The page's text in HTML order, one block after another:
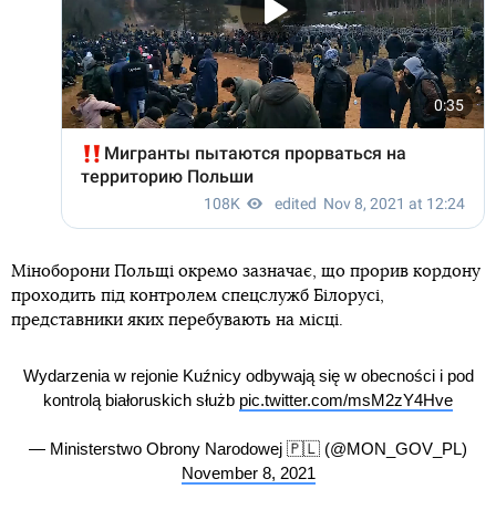
Міноборони Польщі окремо зазначає, що прорив кордону
проходить під контролем спецслужб Білорусі,
представники яких перебувають на місці.
Wydarzenia w rejonie Kuźnicy odbywają się w obecności i pod
kontrolą białoruskich służb pic.twitter.com/msM2zY4Hve
— Ministerstwo Obrony Narodowej 🇵🇱 (@MON_GOV_PL)
November 8, 2021